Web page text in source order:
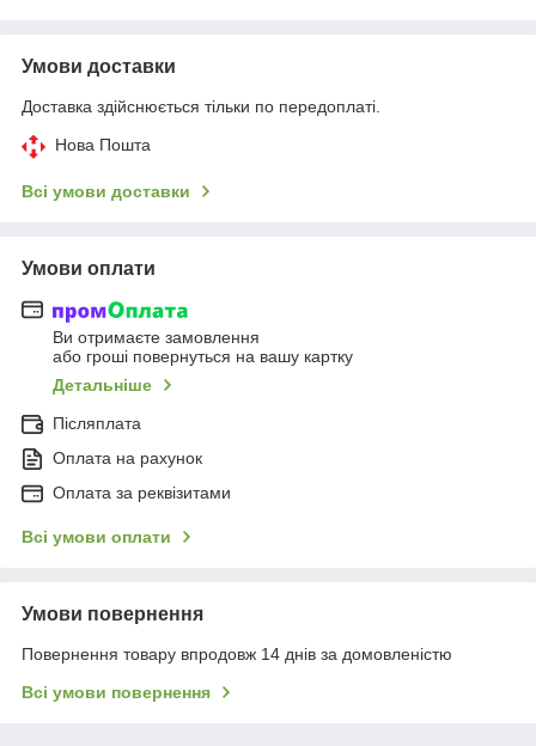
Умови доставки
Доставка здійснюється тільки по передоплаті.
Нова Пошта
Всі умови доставки
Умови оплати
Ви отримаєте замовлення
або гроші повернуться на вашу картку
Детальніше
Післяплата
Оплата на рахунок
Оплата за реквізитами
Всі умови оплати
Умови повернення
Повернення товару впродовж 14 днів за домовленістю
Всі умови повернення